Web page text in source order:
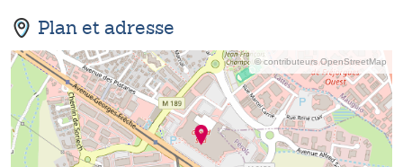
Plan et adresse
© contributeurs OpenStreetMap